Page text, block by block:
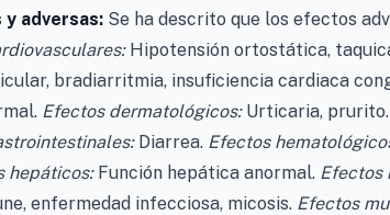
y adversas: Se ha descrito que los efectos
Hipotensión ortostática,
bradiarritmia, insuficiencia cardiaca
Efectos dermatológicos:Urticaria, prurito.
Diarrea. Efectos
hepáticos:Función hepática anormal. Efectos
enfermedad infecciosa, micosis. Efectos